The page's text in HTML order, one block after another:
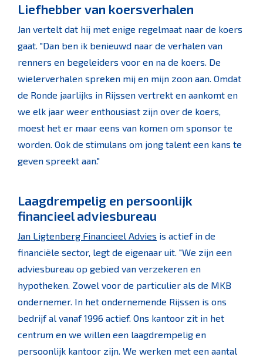
Liefhebber van koersverhalen
Jan vertelt dat hij met enige regelmaat naar de koers
gaat. "Dan ben ik benieuwd naar de verhalen van
renners en begeleiders voor en na de koers. De
wielerverhalen spreken mij en mijn zoon aan. Omdat
de Ronde jaarlijks in Rijssen vertrekt en aankomt en
we elk jaar weer enthousiast zijn over de koers,
moest het er maar eens van komen om sponsor te
worden. Ook de stimulans om jong talent een kans te
geven spreekt aan."
Laagdrempelig en persoonlijk
financieel adviesbureau
Jan Ligtenberg Financieel Advies is actief in de
financiële sector, legt de eigenaar uit. "We zijn een
adviesbureau op gebied van verzekeren en
hypotheken. Zowel voor de particulier als de MKB
ondernemer. In het ondernemende Rijssen is ons
bedrijf al vanaf 1996 actief. Ons kantoor zit in het
centrum en we willen een laagdrempelig en
persoonlijk kantoor zijn. We werken met een aantal